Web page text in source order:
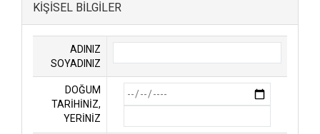
KİŞİSEL BİLGİLER
ADINIZ
SOYADINIZ
DOĞUM
TARİHİNİZ,
YERİNİZ